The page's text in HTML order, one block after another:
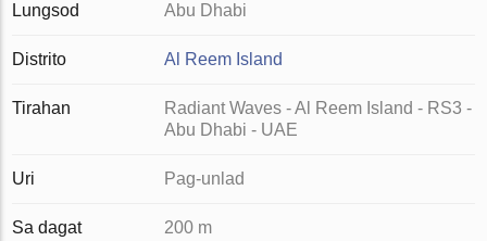
Lungsod Abu Dhabi
Distrito Al Reem Island
Tirahan
Radiant Waves - Al Reem Island - RS3 -
Abu Dhabi - UAE
Uri Pag-unlad
Sa dagat 200 m